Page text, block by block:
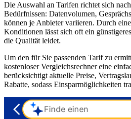
Die Auswahl an Tarifen richtet sich
Bedürfnissen: Datenvolumen,
können je Anbieter variieren. Durch
Konditionen lässt sich oft ein
die Qualität leidet.
Um den für Sie passenden Tarif zu
kostenloser Vergleichsrechner eine
berücksichtigt aktuelle Preise,
Rabatte, sodass Einsparmöglichkeiten